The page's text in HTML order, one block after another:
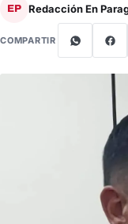
EP Redacción En
COMPARTIR